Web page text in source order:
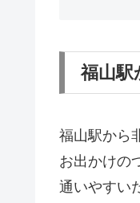
福山駅
福山駅から
お出かけの
通いやすい